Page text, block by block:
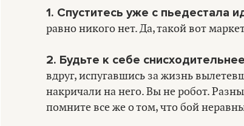
1. Спуститесь уже с пьедестала
равно никого нет. Да, такой вот
2. Будьте к себе
вдруг, испугавшись за жизнь
накричали на него. Вы не робот.
помните все же о том, что бой